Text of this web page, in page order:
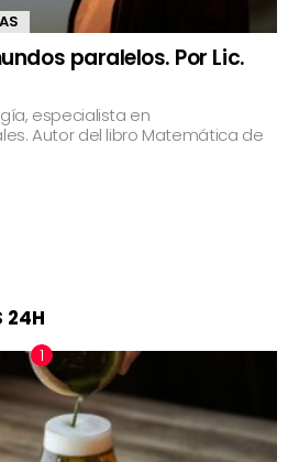
paralelos. Por Lic.
especialista en
Autor del libro Matemática de
24H